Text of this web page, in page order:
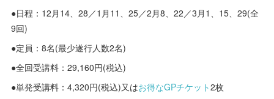
●日程：12月14、28／1月11、25／2月8、22／3月1、15、29(全
9回)
●定員：8名(最少遂行人数2名)
●全回受講料：29,160円(税込)
●単発受講料：4,320円(税込)又はお得なGPチケット2枚